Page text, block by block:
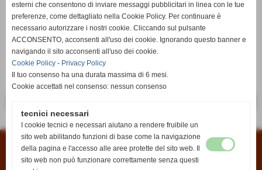
€ 6,90
Condizioni di vendita|Informativa sui cookies|Informativa sulla privacy
esterni che consentono di inviare messaggi pubblicitari in linea con le tue
preferenze, come dettagliato nella Cookie Policy. Per continuare è
necessario autorizzare i nostri cookie. Cliccando sul pulsante
ACCONSENTO, acconsenti all'uso dei cookie. Ignorando questo banner e
navigando il sito acconsenti all'uso dei cookie.
Cookie Policy - Privacy Policy
Il tuo consenso ha una durata massima di 6 mesi.
Cookie accettati nel consenso: nessun consenso
tecnici necessari
I cookie tecnici e necessari aiutano a rendere fruibile un
sito web abilitando funzioni di base come la navigazione
della pagina e l'accesso alle aree protette del sito web. Il
sito web non può funzionare correttamente senza questi